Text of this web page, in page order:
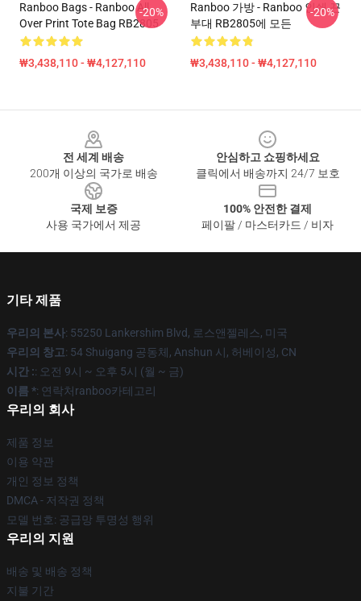
Ranboo Bags - Ranboo All
Over Print Tote Bag RB2805
₩3,438,110 - ₩4,127,110
-20%
Ranboo 가방 - Ranboo 인쇄 끈
부대 RB2805에 모든
₩3,438,110 - ₩4,127,110
-20%
전 세계 배송
200개 이상의 국가로 배송
안심하고 쇼핑하세요
클릭에서 배송까지 24/7 보호
국제 보증
사용 국가에서 제공
100% 안전한 결제
페이팔 / 마스터카드 / 비자
기타 제품
우리의 본사: 55250 Lankershim Blvd, 로스앤젤레스, 미국
우리의 창고: 54 Shuigang 공동체, Anshun 시, 허베이성, CN
시간 :: 오전 9시 ~ 오후 5시 (월 ~ 금)
이름 *: 연락처ranboo카테고리
우리의 회사
제품 정보
이용 약관
개인 정보 정책
DMCA - 저작권 정책
모델 번호: 공급망 투명성 행위
우리의 지원
배송 및 배송 정책
지불 기간